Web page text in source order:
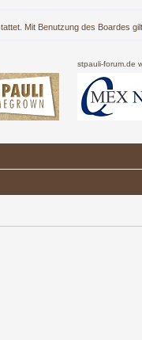
Mit Benutzung des Boardes
stpauli-forum.de